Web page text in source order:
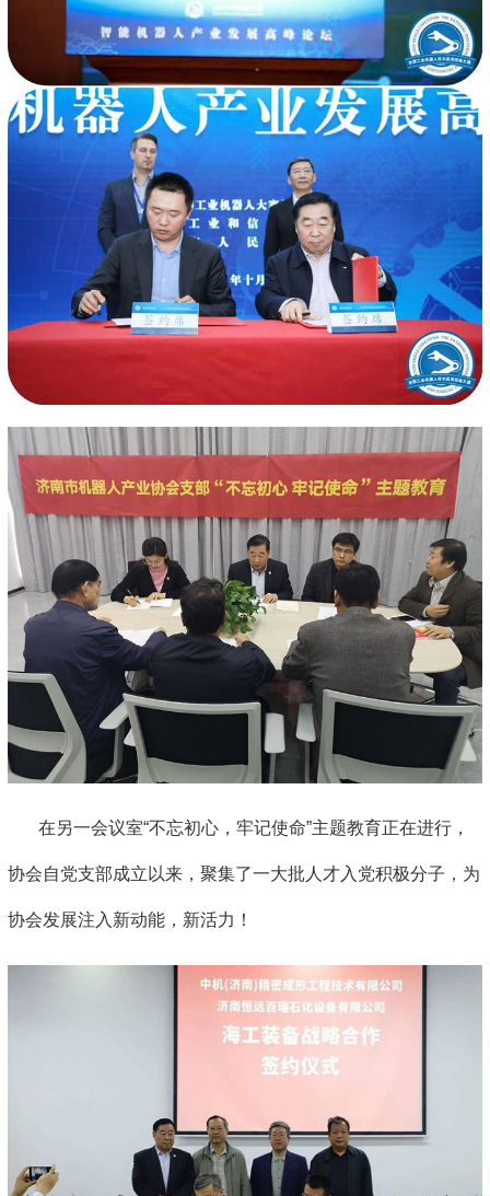
在另一会议室“不忘初心，牢记使命”主题教育正在进行，
协会自党支部成立以来，聚集了一大批人才入党积极分子，为
协会发展注入新动能，新活力！